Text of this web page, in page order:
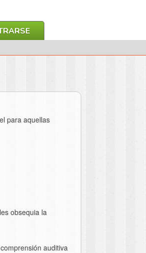
para aquellas
obsequia la
auditiva